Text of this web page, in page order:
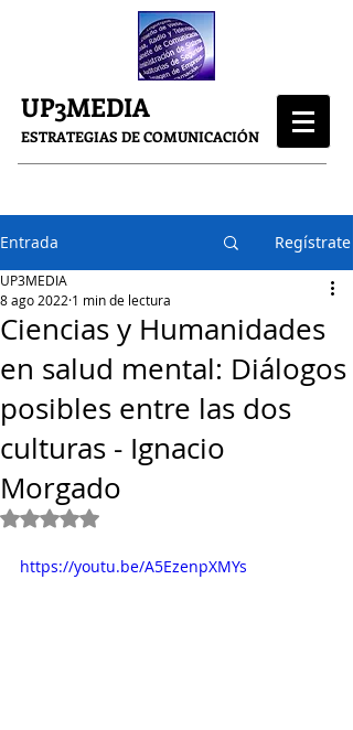
UP3MEDIA
ESTRATEGIAS DE COMUNICACIÓN
Entrada Regístrate
Ciencias y Humanidades
en salud mental: Diálogos
posibles entre las dos
culturas - Ignacio
Morgado
UP3MEDIA
8 ago 2022 1 min de lectura
Obtuvo NaN de 5 estrellas.
https://youtu.be/A5EzenpXMYs